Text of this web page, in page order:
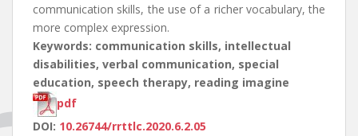
communication skills, the use of a richer vocabulary, the
more complex expression.
Keywords: communication skills, intellectual
disabilities, verbal communication, special
education, speech therapy, reading imagine
pdf
DOI: 10.26744/rrttlc.2020.6.2.05